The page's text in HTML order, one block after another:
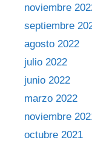
noviembre
septiembre
agosto 2022
julio 2022
junio 2022
marzo 2022
noviembre
octubre 2021